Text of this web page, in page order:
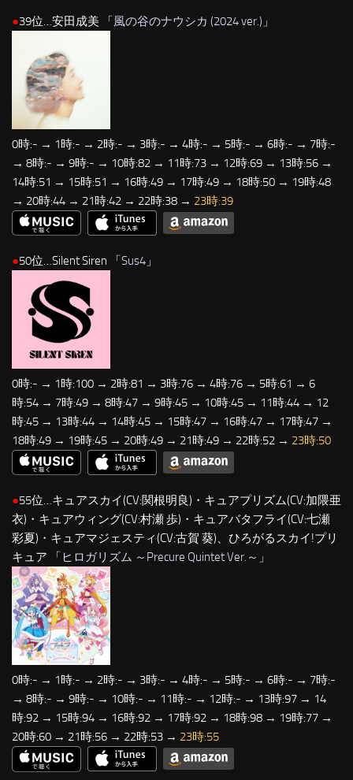
●39位…安田成美 「風の谷のナウシカ (2024 ver.) 」
0時:- → 1時:- → 2時:- → 3時:- → 4時:- → 5時:- → 6時:- → 7時:-
→ 8時:- → 9時:- → 10時:82 → 11時:73 → 12時:69 → 13時:56 →
14時:51 → 15時:51 → 16時:49 → 17時:49 → 18時:50 → 19時:48
→ 20時:44 → 21時:42 → 22時:38 → 23時:39
●50位…Silent Siren 「Sus4 」
0時:- → 1時:100 → 2時:81 → 3時:76 → 4時:76 → 5時:61 → 6
時:54 → 7時:49 → 8時:47 → 9時:45 → 10時:45 → 11時:44 → 12
時:45 → 13時:44 → 14時:45 → 15時:47 → 16時:47 → 17時:47 →
18時:49 → 19時:45 → 20時:49 → 21時:49 → 22時:52 → 23時:50
●55位…キュアスカイ(CV:関根明良)・キュアプリズム(CV:加隈亜
衣)・キュアウィング(CV:村瀬 歩)・キュアバタフライ(CV:七瀬
彩夏)・キュアマジェスティ(CV:古賀 葵)、ひろがるスカイ!プリ
キュア 「 ヒロガリズム ～Precure Quintet Ver.～ 」
0時:- → 1時:- → 2時:- → 3時:- → 4時:- → 5時:- → 6時:- → 7時:-
→ 8時:- → 9時:- → 10時:- → 11時:- → 12時:- → 13時:97 → 14
時:92 → 15時:94 → 16時:92 → 17時:92 → 18時:98 → 19時:77 →
20時:60 → 21時:56 → 22時:53 → 23時:55